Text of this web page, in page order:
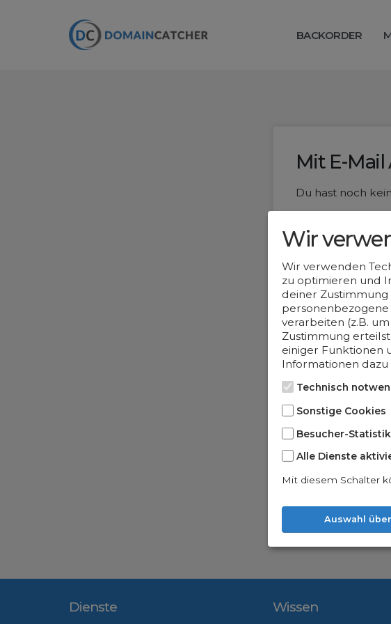
BACKORDER
Mit E-
Du hast noch
Dienste Wissen
Wir
Wir verwenden
zu optimieren und
deiner
verarbeiten (z.B.
Zustimmung
einiger Funktionen
Informationen
Technisch
Sonstige Cookies
Besucher-
Alle Dienste
Mit diesem Schalter
Auswahl